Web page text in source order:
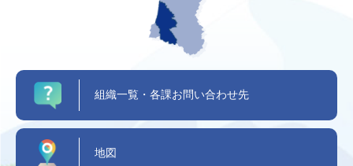
組織一覧・各課お問い合わせ先
地図